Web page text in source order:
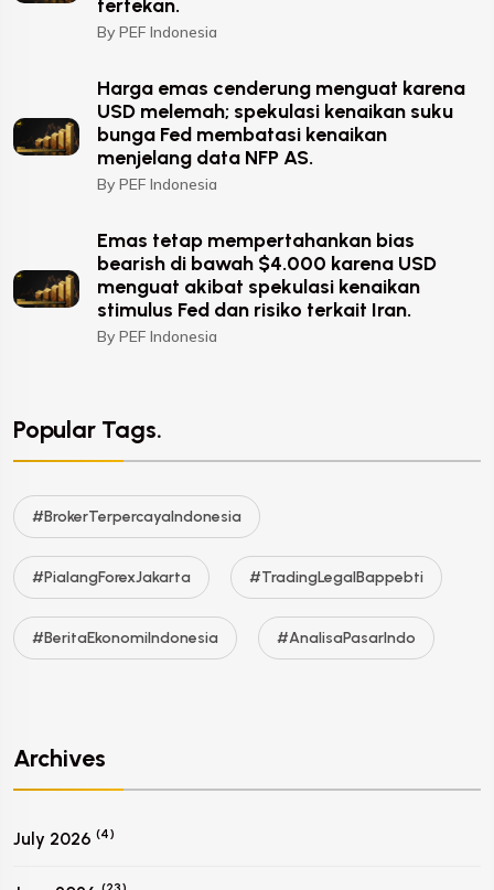
tertekan.
By PEF Indonesia
Harga emas cenderung menguat karena
USD melemah; spekulasi kenaikan suku
bunga Fed membatasi kenaikan
menjelang data NFP AS.
By PEF Indonesia
Emas tetap mempertahankan bias
bearish di bawah $4.000 karena USD
menguat akibat spekulasi kenaikan
stimulus Fed dan risiko terkait Iran.
By PEF Indonesia
Popular Tags.
#BrokerTerpercayaIndonesia
#PialangForexJakarta #TradingLegalBappebti
#BeritaEkonomiIndonesia #AnalisaPasarIndo
Archives
July 2026 (4)